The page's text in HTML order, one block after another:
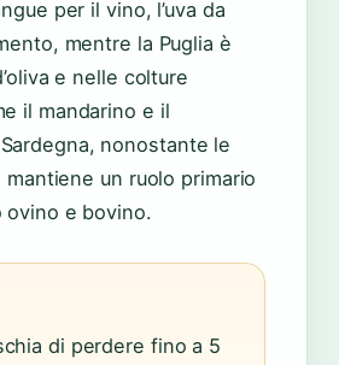
per il vino, l’uva da
mentre la Puglia è
e nelle colture
il mandarino e il
nonostante le
un ruolo primario
ovino e bovino.
di perdere fino a 5